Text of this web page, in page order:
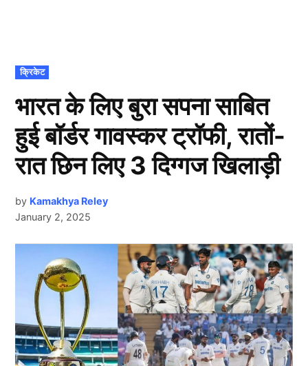
POSTED
IN
क्रिकेट
भारत के लिए बुरा सपना साबित
हुई बॉर्डर गावस्कर ट्रॉफी, रातों-
रात छिन लिए 3 दिग्गज खिलाड़ी
by Kamakhya Reley
January 2, 2025